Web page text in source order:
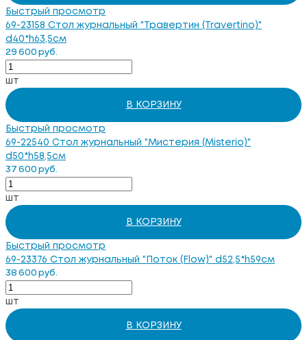
Быстрый просмотр
69-23158 Стол журнальный "Травертин (Travertino)"
d40*h63,5см
29 600 руб.
шт
В КОРЗИНУ
Быстрый просмотр
69-22540 Стол журнальный "Мистерия (Misterio)"
d50*h58,5см
37 600 руб.
шт
В КОРЗИНУ
Быстрый просмотр
69-23376 Стол журнальный "Поток (Flow)" d52,5*h59см
38 600 руб.
шт
В КОРЗИНУ